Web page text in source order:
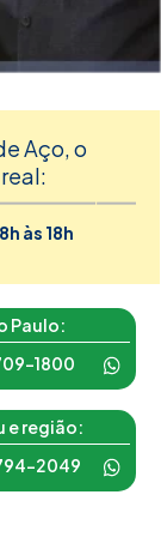
Aço, o
às 18h
Paulo:
1800
e região:
2049